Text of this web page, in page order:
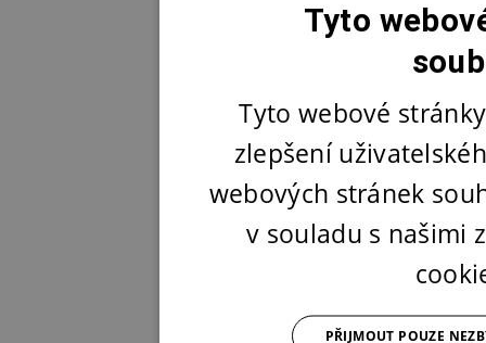
Tyto
Tyto webové
zlepšení
webových stránek
v souladu s našimi
PŘIJMOUT POUZE